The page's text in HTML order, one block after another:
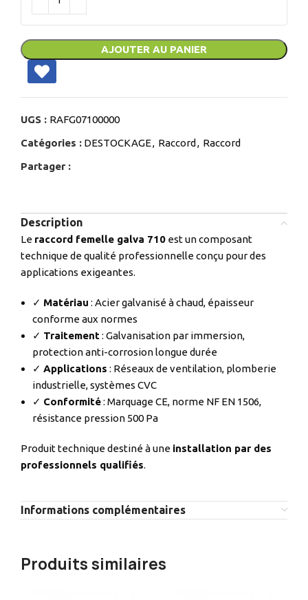
AJOUTER AU PANIER
UGS : RAFG07100000
Catégories : DESTOCKAGE, Raccord, Raccord
Partager :
Description
Le raccord femelle galva 710 est un composant
technique de qualité professionnelle conçu pour des
applications exigeantes.
✓ Matériau : Acier galvanisé à chaud, épaisseur
conforme aux normes
✓ Traitement: Galvanisation par immersion,
protection anti-corrosion longue durée
✓ Applications : Réseaux de ventilation, plomberie
industrielle, systèmes CVC
✓ Conformité: Marquage CE, norme NF EN 1506,
résistance pression 500 Pa
Produit technique destiné à une installation par des
professionnels qualifiés.
Informations complémentaires
Produits similaires